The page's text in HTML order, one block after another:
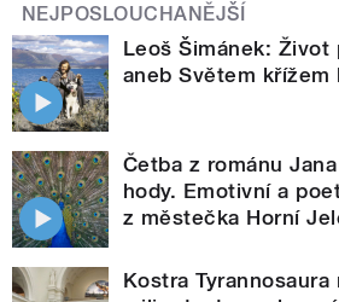
NEJPOSLOUCHANĚJŠÍ
Leoš Šimánek:
aneb Světem křížem
Četba z románu
hody. Emotivní a
z městečka Horní
Kostra Tyrannosaura